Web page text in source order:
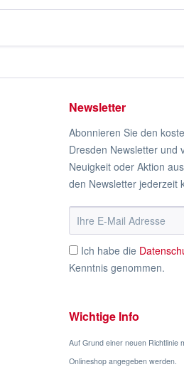
Newsletter
Abonnieren Sie den
Dresden Newsletter und
Neuigkeit oder Aktion
den Newsletter jederzeit
Ich habe die
Kenntnis genommen.
Wichtige Info
Auf Grund einer neuen Richtlinie
Onlineshop angegeben werden.